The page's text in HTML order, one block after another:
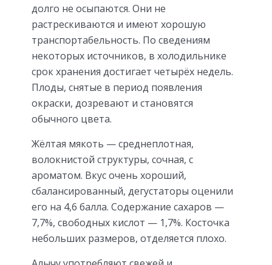
долго не осыпаются. Они не
растрескиваются и имеют хорошую
транспортабельность. По сведениям
некоторых источников, в холодильнике
срок хранения достигает четырёх недель.
Плоды, снятые в период появления
окраски, дозревают и становятся
обычного цвета.
Жёлтая мякоть — среднеплотная,
волокнистой структуры, сочная, с
ароматом. Вкус очень хороший,
сбалансированный, дегустаторы оценили
его на 4,6 балла. Содержание сахаров —
7,7%, свободных кислот — 1,7%. Косточка
небольших размеров, отделяется плохо.